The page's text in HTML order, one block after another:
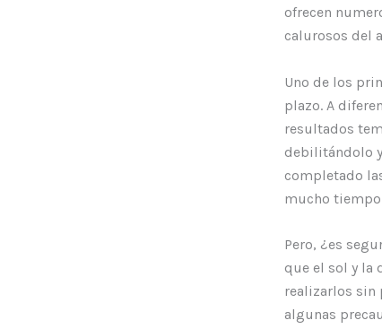
ofrecen
calurosos del
Uno de los
plazo. A
resultados
debilitándolo
completado
mucho
Pero, ¿es
que el sol y la
realizarlos sin
algunas